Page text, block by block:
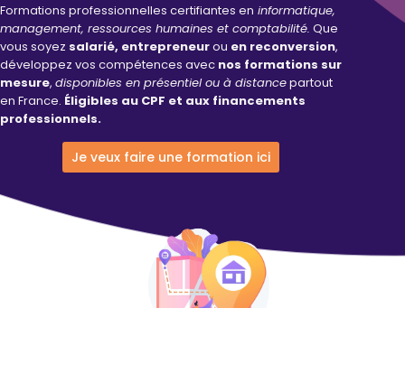
Formations professionnelles certifiantes en informatique,
management, ressources humaines et comptabilité. Que
vous soyez salarié, entrepreneurou en reconversion,
développez vos compétences avec nos formations sur
mesure, disponibles en présentiel ou à distancepartout
en France. Éligibles au CPF et aux financements
professionnels.
Je veux faire une formation ici